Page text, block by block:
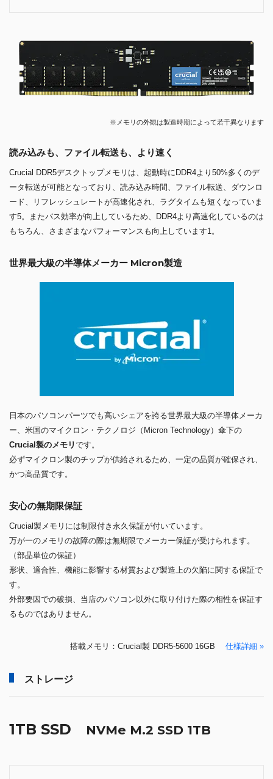
※メモリの外観は製造時期によって若干異なります
読み込みも、ファイル転送も、より速く
Crucial DDR5デスクトップメモリは、起動時にDDR4より50%多くのデ
ータ転送が可能となっており、読み込み時間、ファイル転送、ダウンロ
ード、リフレッシュレートが高速化され、ラグタイムも短くなっていま
す5。またバス効率が向上しているため、DDR4より高速化しているのは
もちろん、さまざまなパフォーマンスも向上しています1。
世界最大級の半導体メーカー Micron製造
日本のパソコンパーツでも高いシェアを誇る世界最大級の半導体メーカ
ー、米国のマイクロン・テクノロジ（Micron Technology）傘下の
Crucial製のメモリです。
必ずマイクロン製のチップが供給されるため、一定の品質が確保され、
かつ高品質です。
安心の無期限保証
Crucial製メモリには制限付き永久保証が付いています。
万が一のメモリの故障の際は無期限でメーカー保証が受けられます。
（部品単位の保証）
形状、適合性、機能に影響する材質および製造上の欠陥に関する保証で
す。
外部要因での破損、当店のパソコン以外に取り付けた際の相性を保証す
るものではありません。
搭載メモリ：Crucial製 DDR5-5600 16GB 仕様詳細 »
ストレージ
1TB SSD NVMe M.2 SSD 1TB